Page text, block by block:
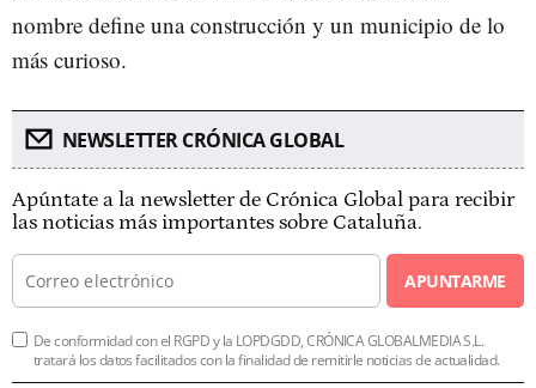
nombre define una construcción y un municipio de lo
más curioso.
NEWSLETTER CRÓNICA GLOBAL
Apúntate a la newsletter de Crónica Global para recibir
las noticias más importantes sobre Cataluña.
APUNTARME
De conformidad con el RGPD y la LOPDGDD, CRÓNICA GLOBALMEDIA S.L.
tratará los datos facilitados con la finalidad de remitirle noticias de actualidad.